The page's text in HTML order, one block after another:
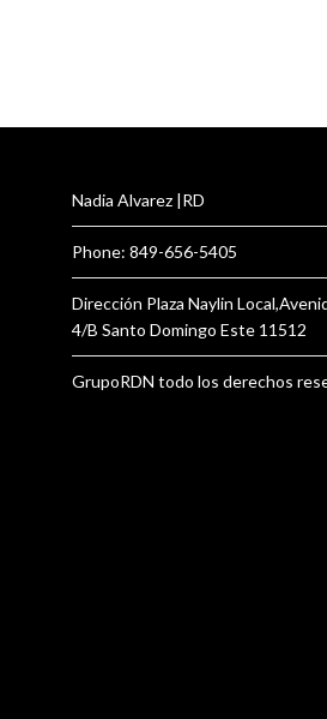
Nadia Alvarez |RD
Phone: 849-656-5405
Dirección Plaza Naylin
4/B Santo Domingo Este 11512
GrupoRDN todo los derechos